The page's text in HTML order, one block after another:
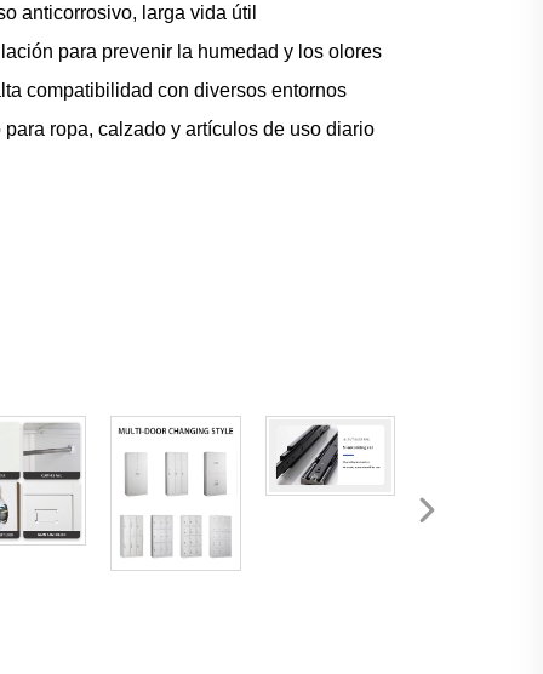
anticorrosivo, larga vida útil
para prevenir la humedad y los olores
compatibilidad con diversos entornos
ropa, calzado y artículos de uso diario